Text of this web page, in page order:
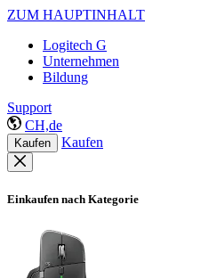
ZUM HAUPTINHALT
Logitech G
Unternehmen
Bildung
Support
CH,de
Kaufen Kaufen
Einkaufen nach Kategorie